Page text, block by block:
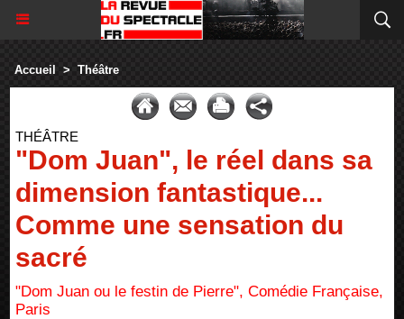
Accueil > Théâtre
THÉÂTRE
"Dom Juan", le réel dans sa
dimension fantastique...
Comme une sensation du
sacré
"Dom Juan ou le festin de Pierre", Comédie Française,
Paris